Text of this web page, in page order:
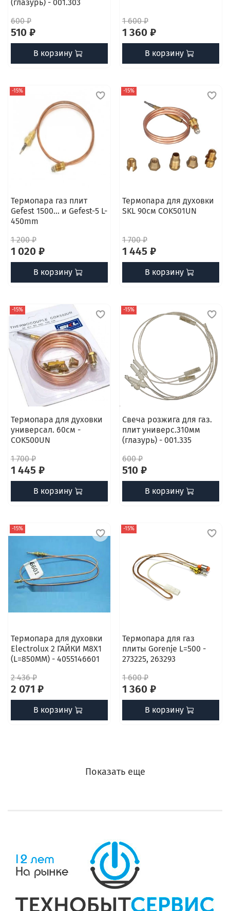
(глазурь) - 001.303
600 ₽
510 ₽
В корзину
1 600 ₽
1 360 ₽
В корзину
-15%
Термопара газ плит
Gefest 1500... и Gefest-5 L-
450mm
1 200 ₽
1 020 ₽
В корзину
-15%
Термопара для духовки
SKL 90см COK501UN
1 700 ₽
1 445 ₽
В корзину
-15%
Термопара для духовки
универсал. 60см -
COK500UN
1 700 ₽
1 445 ₽
В корзину
-15%
Свеча розжига для газ.
плит универс.310мм
(глазурь) - 001.335
600 ₽
510 ₽
В корзину
-15%
Термопара для духовки
Electrolux 2 ГАЙКИ М8Х1
(L=850ММ) - 4055146601
2 436 ₽
2 071 ₽
В корзину
-15%
Термопара для газ
плиты Gorenje L=500 -
273225, 263293
1 600 ₽
1 360 ₽
В корзину
Показать еще